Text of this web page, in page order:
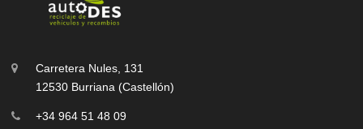
Carretera Nules, 131
12530 Burriana (Castellón)
+34 964 51 48 09